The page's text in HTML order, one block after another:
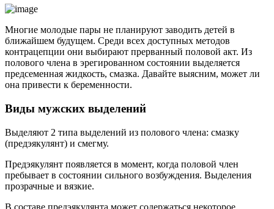
Многие молодые пары не планируют заводить детей в
ближайшем будущем. Среди всех доступных методов
контрацепции они выбирают прерванный половой акт. Из
полового члена в эрегированном состоянии выделяется
предсеменная жидкость, смазка. Давайте выясним, может ли
она привести к беременности.
Виды мужских выделений
Выделяют 2 типа выделений из полового члена: смазку
(предэякулянт) и смегму.
Предэякулянт появляется в момент, когда половой член
пребывает в состоянии сильного возбуждения. Выделения
прозрачные и вязкие.
В составе предэякулянта может содержаться некоторое